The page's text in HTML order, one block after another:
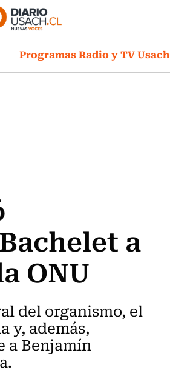
Programas Radio y TV Usach
a
ONU
del organismo, el
y, además,
a Benjamín